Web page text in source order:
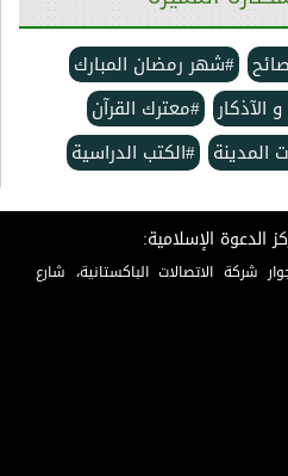
#شهر رمضان المبارك
الآذكار #معترك القرآن
المدينة #الكتب الدراسية
الدعوة الإسلامية:
شركة الاتصالات الباكستانية، شارع